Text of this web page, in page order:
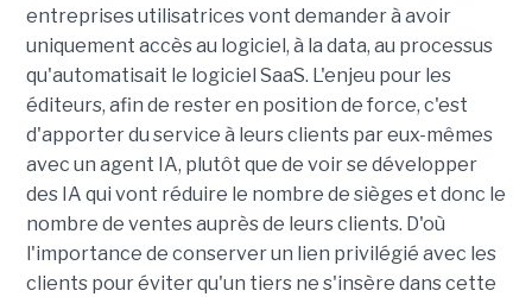
entreprises utilisatrices vont demander à avoir
uniquement accès au logiciel, à la data, au processus
qu'automatisait le logiciel SaaS. L'enjeu pour les
éditeurs, afin de rester en position de force, c'est
d'apporter du service à leurs clients par eux-mêmes
avec un agent IA, plutôt que de voir se développer
des IA qui vont réduire le nombre de sièges et donc le
nombre de ventes auprès de leurs clients. D'où
l'importance de conserver un lien privilégié avec les
clients pour éviter qu'un tiers ne s'insère dans cette